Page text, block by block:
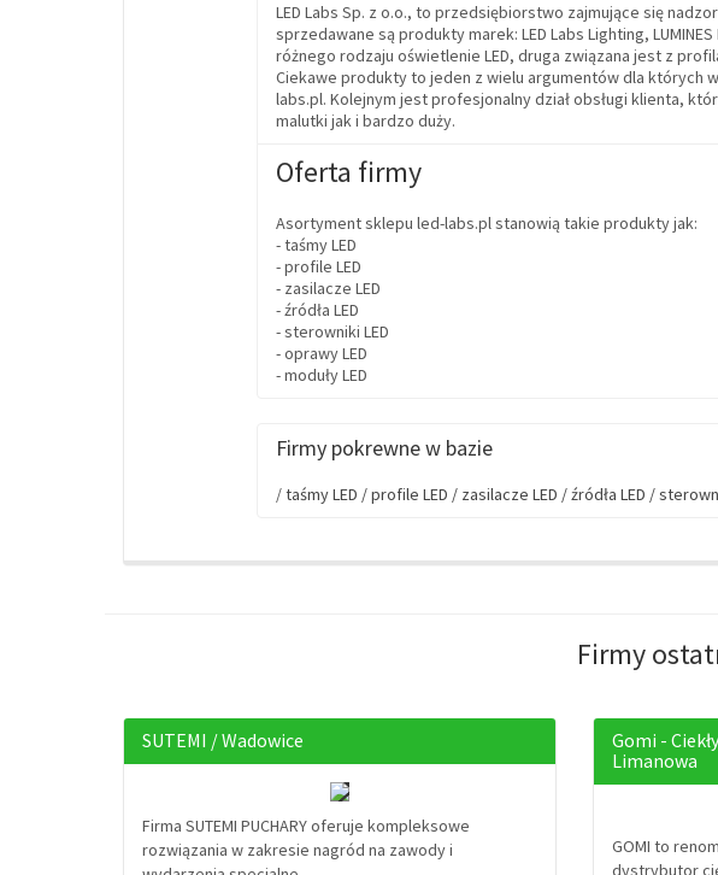
LED Labs Sp. z o.o., to przedsiębiorstwo zajmujące się
sprzedawane są produkty marek: LED Labs Lighting,
różnego rodzaju oświetlenie LED, druga związana jest z
Ciekawe produkty to jeden z wielu argumentów dla których
labs.pl. Kolejnym jest profesjonalny dział obsługi klienta,
malutki jak i bardzo duży.
Oferta firmy
Asortyment sklepu led-labs.pl stanowią takie produkty jak:
- taśmy LED
- profile LED
- zasilacze LED
- źródła LED
- sterowniki LED
- oprawy LED
- moduły LED
Firmy pokrewne w bazie
/taśmy LED /profile LED /zasilacze LED /źródła LED /
Firmy
SUTEMI / Wadowice
Firma SUTEMI PUCHARY oferuje kompleksowe
rozwiązania w zakresie nagród na zawody i
Gomi -
Limanowa
GOMI to
dystrybutor